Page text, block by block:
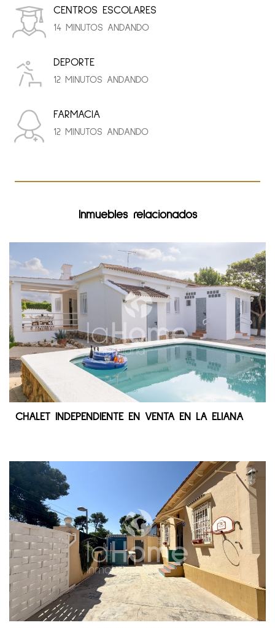
CENTROS ESCOLARES
14 MINUTOS ANDANDO
DEPORTE
12 MINUTOS ANDANDO
FARMACIA
12 MINUTOS ANDANDO
Inmuebles relacionados
CHALET INDEPENDIENTE EN VENTA EN LA ELIANA